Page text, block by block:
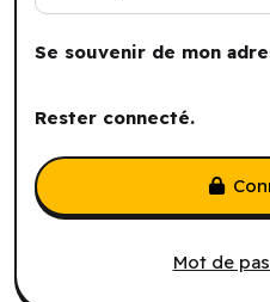
Se souvenir de mon
Rester connecté.
Mot de